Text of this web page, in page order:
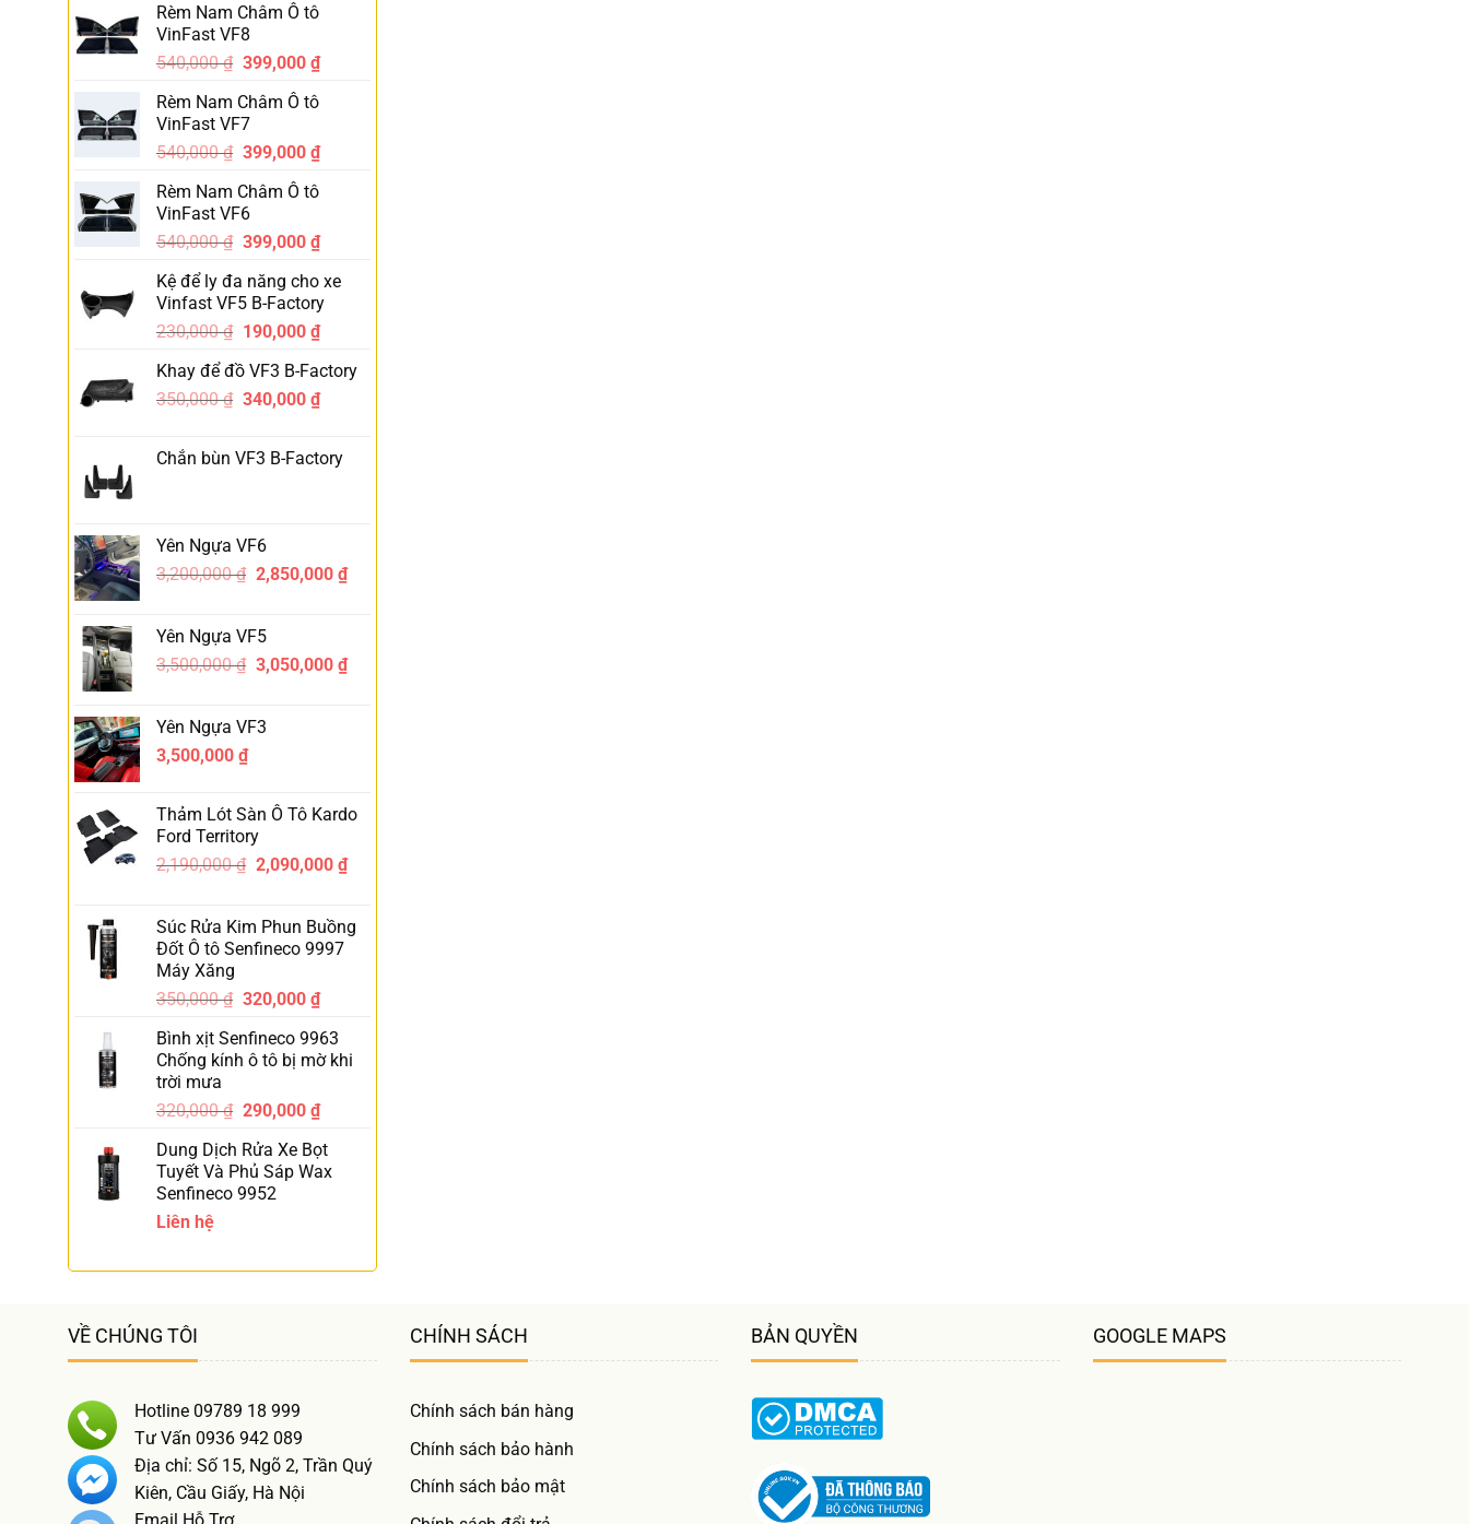
Rèm Nam Châm Ô tô
VinFast VF8
540,000₫ 399,000 ₫
Rèm Nam Châm Ô tô
VinFast VF7
540,000₫ 399,000 ₫
Rèm Nam Châm Ô tô
VinFast VF6
540,000₫ 399,000 ₫
Kệ để ly đa năng cho xe
Vinfast VF5 B-Factory
230,000₫ 190,000 ₫
Khay để đồ VF3 B-Factory
350,000₫ 340,000 ₫
Chắn bùn VF3 B-Factory
Yên Ngựa VF6
3,200,000₫ 2,850,000 ₫
Yên Ngựa VF5
3,500,000₫ 3,050,000 ₫
Yên Ngựa VF3
3,500,000 ₫
Thảm Lót Sàn Ô Tô Kardo
Ford Territory
2,190,000₫ 2,090,000 ₫
Súc Rửa Kim Phun Buồng
Đốt Ô tô Senfineco 9997
Máy Xăng
350,000₫ 320,000 ₫
Bình xịt Senfineco 9963
Chống kính ô tô bị mờ khi
trời mưa
320,000₫ 290,000 ₫
Dung Dịch Rửa Xe Bọt
Tuyết Và Phủ Sáp Wax
Senfineco 9952
Liên hệ
VỀ CHÚNG TÔI
Hotline 09789 18 999
Tư Vấn 0936 942 089
Địa chỉ: Số 15, Ngõ 2, Trần Quý
Kiên, Cầu Giấy, Hà Nội
CHÍNH SÁCH
Chính sách bán hàng
Chính sách bảo hành
Chính sách bảo mật
BẢN QUYỀN GOOGLE MAPS